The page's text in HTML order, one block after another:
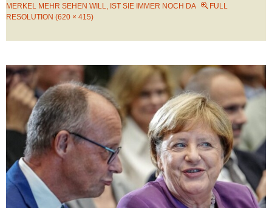
MERKEL MEHR SEHEN WILL, IST SIE IMMER NOCH DA
FULL
RESOLUTION (620 × 415)